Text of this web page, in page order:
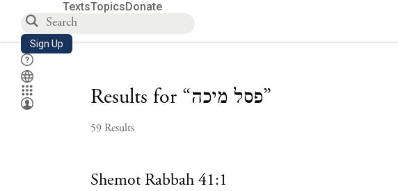
TextsTopicsDonate
Sign Up
Results for “פסל מיכה”
59 Results
Shemot Rabbah 41:1